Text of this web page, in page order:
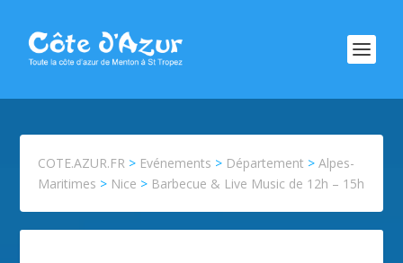
COTE.AZUR.FR > Evénements > Département >Alpes-
Maritimes > Nice > Barbecue & Live Music de 12h – 15h